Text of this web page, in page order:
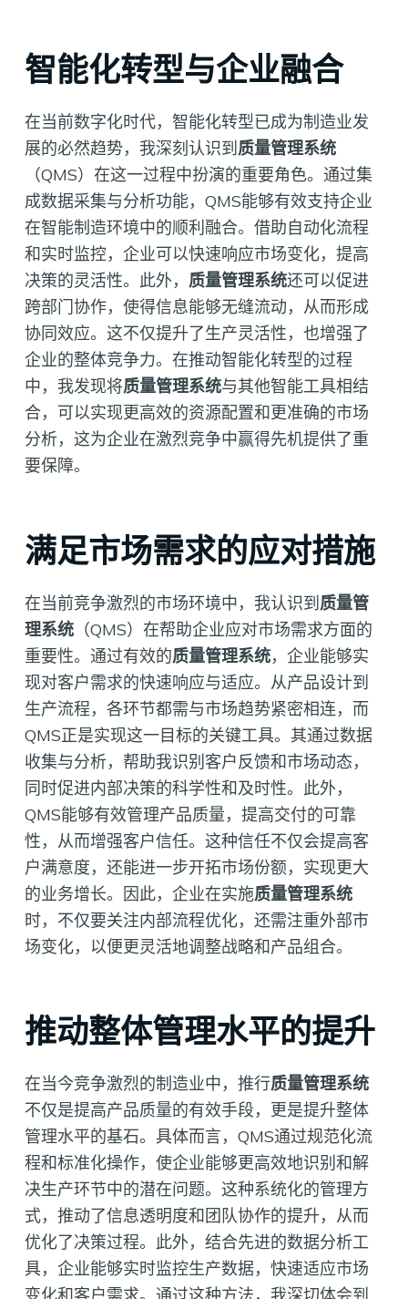
智能化转型与企业融合
在当前数字化时代，智能化转型已成为制造业发
展的必然趋势，我深刻认识到 质量管理系统
（QMS）在这一过程中扮演的重要角色。通过集
成数据采集与分析功能，QMS能够有效支持企业
在智能制造环境中的顺利融合。借助自动化流程
和实时监控，企业可以快速响应市场变化，提高
决策的灵活性。此外， 质量管理系统还可以促进
跨部门协作，使得信息能够无缝流动，从而形成
协同效应。这不仅提升了生产灵活性，也增强了
企业的整体竞争力。在推动智能化转型的过程
中，我发现将质量管理系统与其他智能工具相结
合，可以实现更高效的资源配置和更准确的市场
分析，这为企业在激烈竞争中赢得先机提供了重
要保障。
满足市场需求的应对措施
在当前竞争激烈的市场环境中，我认识到 质量管
理系统（QMS）在帮助企业应对市场需求方面的
重要性。通过有效的质量管理系统，企业能够实
现对客户需求的快速响应与适应。从产品设计到
生产流程，各环节都需与市场趋势紧密相连，而
QMS正是实现这一目标的关键工具。其通过数据
收集与分析，帮助我识别客户反馈和市场动态，
同时促进内部决策的科学性和及时性。此外，
QMS能够有效管理产品质量，提高交付的可靠
性，从而增强客户信任。这种信任不仅会提高客
户满意度，还能进一步开拓市场份额，实现更大
的业务增长。因此，企业在实施质量管理系统
时，不仅要关注内部流程优化，还需注重外部市
场变化，以便更灵活地调整战略和产品组合。
推动整体管理水平的提升
在当今竞争激烈的制造业中，推行质量管理系统
不仅是提高产品质量的有效手段，更是提升整体
管理水平的基石。具体而言，QMS通过规范化流
程和标准化操作，使企业能够更高效地识别和解
决生产环节中的潜在问题。这种系统化的管理方
式，推动了信息透明度和团队协作的提升，从而
优化了决策过程。此外，结合先进的数据分析工
具，企业能够实时监控生产数据，快速适应市场